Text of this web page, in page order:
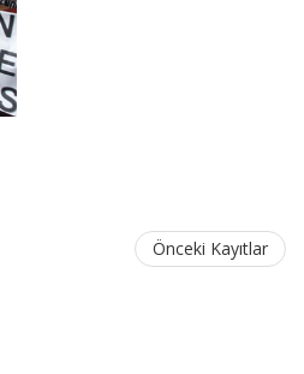
Önceki Kayıtlar